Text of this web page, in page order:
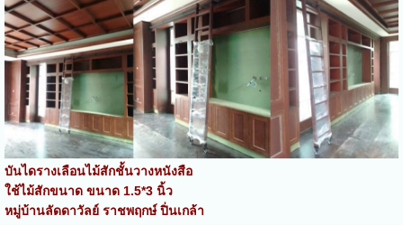
บันไดรางเลือนไม้สักชั้นวางหนังสือ
ใช้ไม้สักขนาด ขนาด 1.5*3 นิ้ว
หมู่บ้านลัดดาวัลย์ ราชพฤกษ์ ปิ่นเกล้า